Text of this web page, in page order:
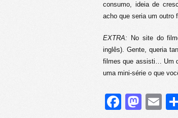
consumo, ideia de
acho que seria um outro
EXTRA: No site do
inglês). Gente, queria
filmes que assisti… Um
uma mini-série o que